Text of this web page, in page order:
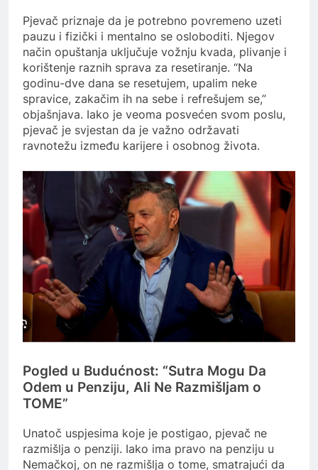
Pjevač priznaje da je potrebno povremeno uzeti
pauzu i fizički i mentalno se osloboditi. Njegov
način opuštanja uključuje vožnju kvada, plivanje i
korištenje raznih sprava za resetiranje. “Na
godinu-dve dana se resetujem, upalim neke
spravice, zakačim ih na sebe i refrešujem se,”
objašnjava. Iako je veoma posvećen svom poslu,
pjevač je svjestan da je važno održavati
ravnotežu između karijere i osobnog života.
Pogled u Budućnost: “Sutra Mogu Da
Odem u Penziju, Ali Ne Razmišljam o
TOME”
Unatoč uspjesima koje je postigao, pjevač ne
razmišlja o penziji. Iako ima pravo na penziju u
Nemačkoj, on ne razmišlja o tome, smatrajući da